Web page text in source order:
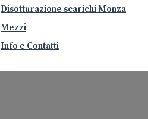
Disotturazione scarichi Monza
Mezzi
Info e Contatti